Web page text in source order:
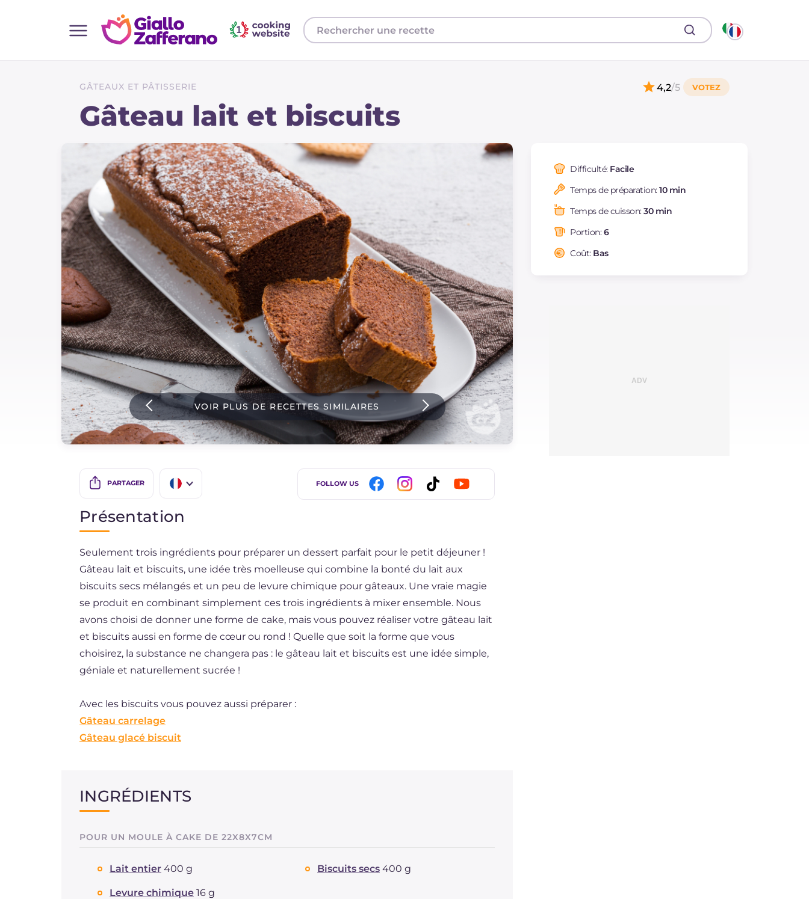
Toutes les recettes
Plats principaux
Boissons et rafraîchissements
Accompagnement
Pizzas et focaccia
Gateaux et patisserie
Dernieres recettes
IT Website
Instagram
YouTube
GÂTEAUX ET PÂTISSERIE
Gâteau lait et biscuits
4,2/5
VOIR PLUS DE RECETTES SIMILAIRES
PARTAGER
DE
BR
FOLLOW US
Difficulté: Facile
Temps de préparation:10 min
Temps de cuisson:30 min
Portion:6
Coût: Bas
Présentation
Seulement trois ingrédients pour préparer un dessert parfait pour le petit déjeuner !
Gâteau lait et biscuits, une idée très moelleuse qui combine la bonté du lait aux
biscuits secs mélangés et un peu de levure chimique pour gâteaux. Une vraie magie
se produit en combinant simplement ces trois ingrédients à mixer ensemble. Nous
avons choisi de donner une forme de cake, mais vous pouvez réaliser votre gâteau lait
et biscuits aussi en forme de cœur ou rond ! Quelle que soit la forme que vous
choisirez, la substance ne changera pas : le gâteau lait et biscuits est une idée simple,
géniale et naturellement sucrée !
Avec les biscuits vous pouvez aussi préparer :
Gâteau carrelage
Gâteau glacé biscuit
INGRÉDIENTS
POUR UN MOULE À CAKE DE 22X8X7CM
Lait entier 400 g Biscuits secs 400 g
Levure chimique 16 g